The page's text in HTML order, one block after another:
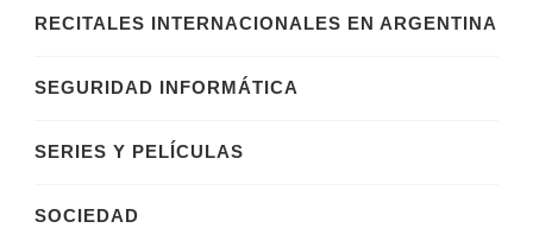
RECITALES INTERNACIONALES EN ARGENTINA
SEGURIDAD INFORMÁTICA
SERIES Y PELÍCULAS
SOCIEDAD